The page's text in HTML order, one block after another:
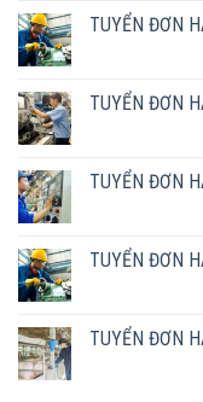
TUYỂN ĐƠN
TUYỂN ĐƠN
TUYỂN ĐƠN
TUYỂN ĐƠN
TUYỂN ĐƠN